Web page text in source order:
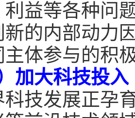
利益等各种问
新的内部动力
主体参与的积
加大科技投入
科技发展正孕